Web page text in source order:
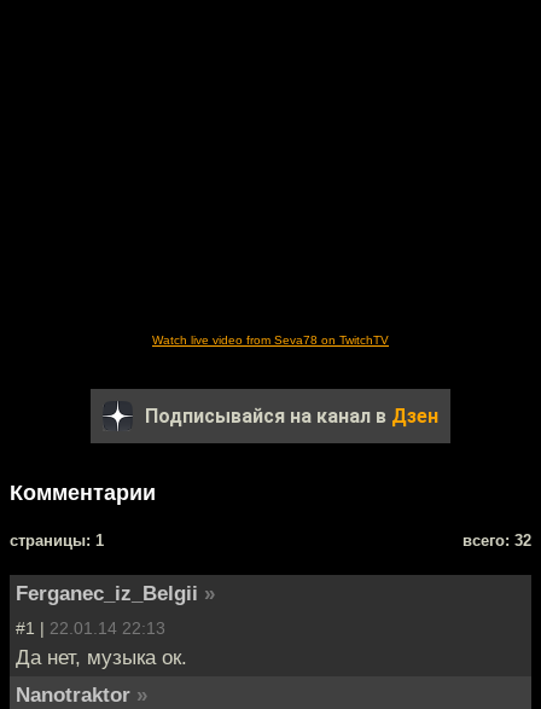
Watch live video from Seva78 on TwitchTV
Подписывайся на канал в Дзен
Комментарии
cтраницы: 1 всего: 32
Ferganec_iz_Belgii »
#1 | 22.01.14 22:13
Да нет, музыка ок.
Nanotraktor »